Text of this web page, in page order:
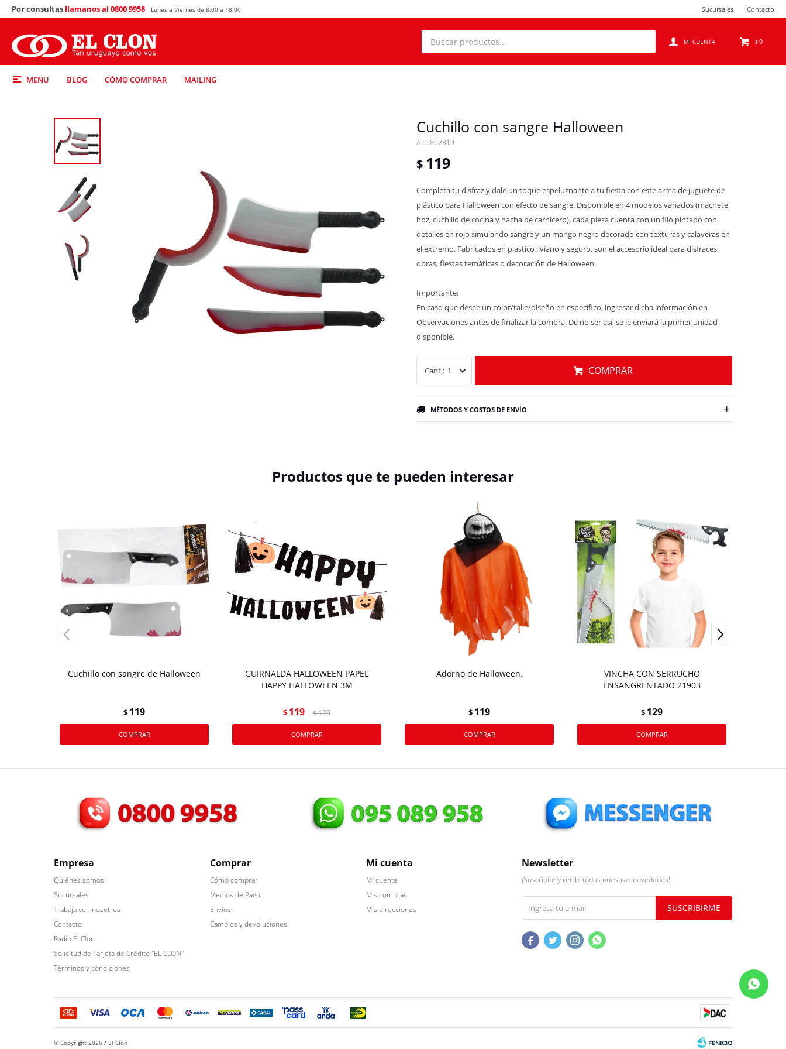
MENU BLOG CÓMO COMPRAR MAILING
$0
Por consultas llamanos al 0800 9958 Lunes a Viernes de 8:00 a 18:00 Sucursales Contacto
Cuchillo con sangre Halloween
802819
$ 119
Completá tu disfraz y dale un toque espeluznante a tu fiesta con este arma de juguete de
plástico para Halloween con efecto de sangre. Disponible en 4 modelos variados (machete,
hoz, cuchillo de cocina y hacha de carnicero), cada pieza cuenta con un filo pintado con
detalles en rojo simulando sangre y un mango negro decorado con texturas y calaveras en
el extremo. Fabricados en plástico liviano y seguro, son el accesorio ideal para disfraces,
obras, fiestas temáticas o decoración de Halloween.
Importante:
En caso que desee un color/talle/diseño en específico, ingresar dicha información en
Observaciones antes de finalizar la compra. De no ser así, se le enviará la primer unidad
disponible.
1 COMPRAR
MÉTODOS Y COSTOS DE ENVÍO
Productos que te pueden interesar
Cuchillo con sangre de Halloween
$ 119
GUIRNALDA HALLOWEEN PAPEL
HAPPY HALLOWEEN 3M
$ 119 $ 129
Adorno de Halloween.
$ 119
VINCHA CON SERRUCHO
ENSANGRENTADO 21903
$ 129
Empresa
Quiénes somos
Sucursales
Trabaja con nosotros
Contacto
Radio El Clon
Solicitud de Tarjeta de Crédito "EL CLON"
Términos y condiciones
Comprar
Cómo comprar
Medios de Pago
Envíos
Cambios y devoluciones
Mi cuenta
Mi cuenta
Mis compras
Mis direcciones
Newsletter
¡Suscribite y recibí todas nuestras novedades!
SUSCRIBIRME
   
© Copyright 2026 / El Clon